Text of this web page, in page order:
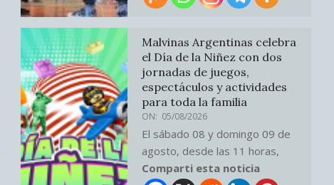
Malvinas Argentinas celebra
el Día de la Niñez con dos
jornadas de juegos,
espectáculos y actividades
para toda la familia
ON: 05/08/2026
El sábado 08 y domingo 09 de
agosto, desde las 11 horas,
Comparti esta noticia